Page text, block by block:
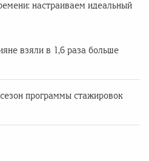
настраиваем идеальный
взяли в 1,6 раза больше
программы стажировок